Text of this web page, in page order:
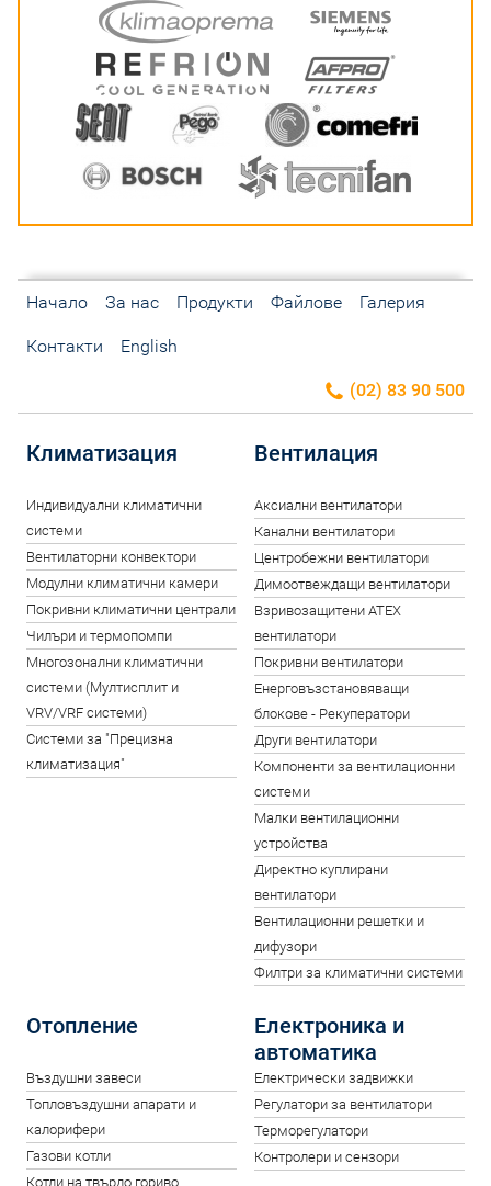
Начало За нас Продукти Файлове Галерия
Контакти English
(02) 83 90 500
Климатизация
Индивидуални климатични
системи
Вентилаторни конвектори
Модулни климатични камери
Покривни климатични централи
Чилъри и термопомпи
Многозонални климатични
системи (Мултисплит и
VRV/VRF системи)
Системи за "Прецизна
климатизация"
Вентилация
Аксиални вентилатори
Канални вентилатори
Центробежни вентилатори
Димоотвеждащи вентилатори
Взривозащитени ATEX
вентилатори
Покривни вентилатори
Енерговъзстановяващи
блокове - Рекуператори
Други вентилатори
Компоненти за вентилационни
системи
Малки вентилационни
устройства
Директно куплирани
вентилатори
Вентилационни решетки и
дифузори
Филтри за климатични системи
Отопление
Въздушни завеси
Топловъздушни апарати и
калорифери
Газови котли
Котли на твърдо гориво
Електроника и
автоматика
Електрически задвижки
Регулатори за вентилатори
Терморегулатори
Контролери и сензори